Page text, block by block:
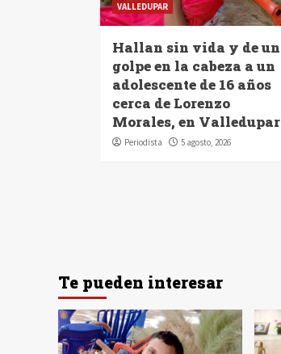
VALLEDUPAR
Hallan sin vida y de un
golpe en la cabeza a un
adolescente de 16 años
cerca de Lorenzo
Morales, en Valledupar
Periodista 5 agosto, 2026
Te pueden interesar